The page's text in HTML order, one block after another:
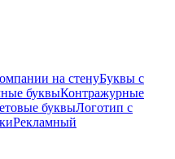
на стенуБуквы с
буквыКонтражурные
буквыЛоготип с
Рекламный